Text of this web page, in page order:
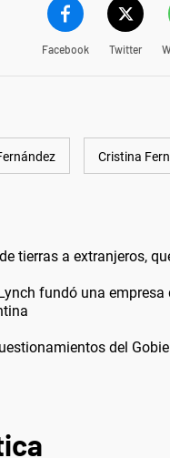
Facebook Twitter
Cristina
tierras a extranjeros,
fundó una
del